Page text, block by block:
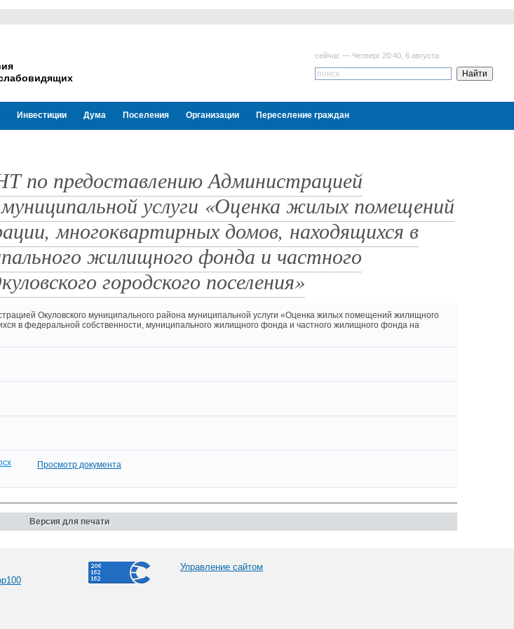
сейчас — Четверг 20:40, 6 августа
Инвестиции Дума Поселения Организации Переселение граждан
предоставлению Администрацией
услуги «Оценка жилых помещений
многоквартирных домов, находящихся в
жилищного фонда и частного
городского поселения»
Окуловского муниципального района муниципальной услуги «Оценка жилых помещений жилищного
в федеральной собственности, муниципального жилищного фонда и частного жилищного фонда на
Просмотр документа
Версия для печати
Управление сайтом